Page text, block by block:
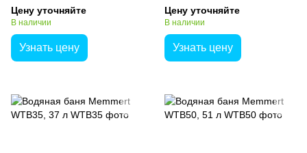
Цену уточняйте
В наличии
Узнать цену
Цену уточняйте
В наличии
Узнать цену